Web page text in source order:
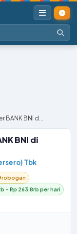
BANK BNI d...
BNI di
Tbk
– Rp 263,8rb per hari